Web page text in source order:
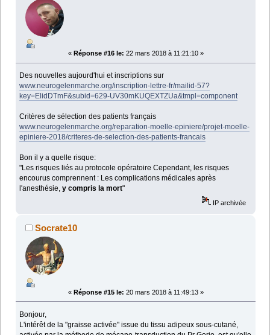
« Réponse #16 le: 22 mars 2018 à 11:21:10 »
Des nouvelles aujourd'hui et inscriptions sur
www.neurogelenmarche.org/inscription-lettre-fr/mailid-57?
key=ElidDTmF&subid=629-UV30mKUQEXTZUa&tmpl=component
Critères de sélection des patients français
www.neurogelenmarche.org/reparation-moelle-epiniere/projet-moelle-
epiniere-2018/criteres-de-selection-des-patients-francais
Bon il y a quelle risque:
"Les risques liés au protocole opératoire Cependant, les risques
encourus comprennent : Les complications médicales après
l'anesthésie,y compris la mort"
IP archivée
Socrate10
« Réponse #15 le: 20 mars 2018 à 11:49:13 »
Bonjour,
L'intérêt de la "graisse activée" issue du tissu adipeux sous-cutané,